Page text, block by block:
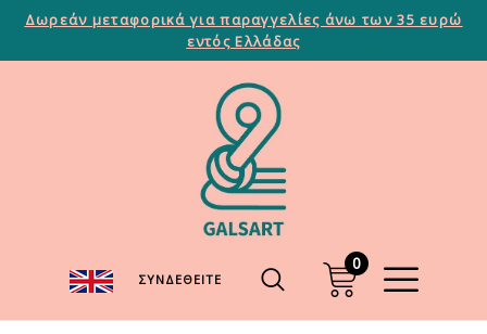
Δωρεάν μεταφορικά για παραγγελίες άνω των 35 ευρώ
εντός Ελλάδας
ΣΥΝΔΕΘΕΊΤΕ
0